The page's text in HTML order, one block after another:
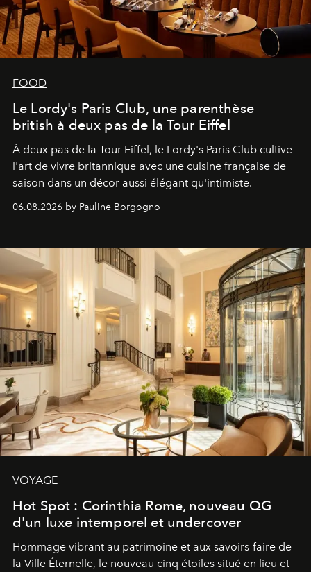
FOOD
Le Lordy's Paris Club, une parenthèse
british à deux pas de la Tour Eiffel
À deux pas de la Tour Eiffel, le Lordy's Paris Club cultive
l'art de vivre britannique avec une cuisine française de
saison dans un décor aussi élégant qu'intimiste.
06.08.2026 by Pauline Borgogno
VOYAGE
Hot Spot : Corinthia Rome, nouveau QG
d'un luxe intemporel et undercover
Hommage vibrant au patrimoine et aux savoirs-faire de
la Ville Éternelle, le nouveau cinq étoiles situé en lieu et